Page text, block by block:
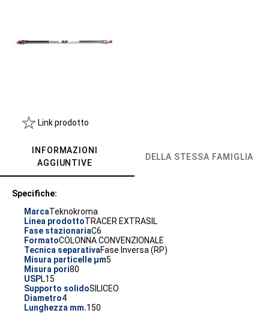
Link prodotto
INFORMAZIONI
AGGIUNTIVE
DELLA STESSA FAMIGLIA
Specifiche:
MarcaTeknokroma
Linea prodottoTRACER EXTRASIL
Fase stazionariaC6
FormatoCOLONNA CONVENZIONALE
Tecnica separativaFase Inversa (RP)
Misura particelle µm5
Misura pori80
USPL15
Supporto solidoSILICEO
Diametro4
Lunghezza mm.150